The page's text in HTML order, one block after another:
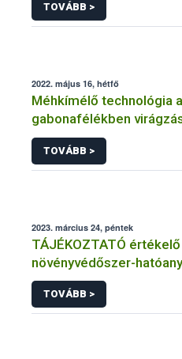
TOVÁBB >
2022. május 16, hétfő
Méhkímélő technológia
gabonafélékben
TOVÁBB >
2023. március 24, péntek
TÁJÉKOZTATÓ
növényvédőszer-
engedélyezésére,
meghosszabbítására
eljárásba
TOVÁBB >